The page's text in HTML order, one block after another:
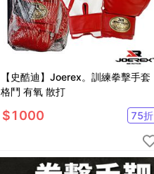
【史酷迪】Joerex。訓練拳擊手套
格鬥 有氧 散打
$1000 75折